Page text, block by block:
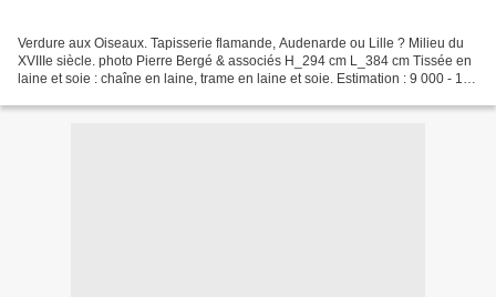
Verdure aux Oiseaux. Tapisserie flamande, Audenarde ou Lille ? Milieu du
XVIIIe siècle. photo Pierre Bergé & associés H_294 cm L_384 cm Tissée en
laine et soie : chaîne en laine, trame en laine et soie. Estimation : 9 000 - 11